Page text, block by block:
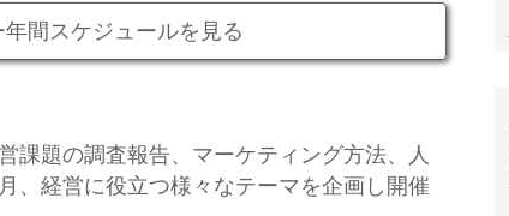
間スケジュールを見る
課題の調査報告、マーケティング方法、人
、経営に役立つ様々なテーマを企画し開催